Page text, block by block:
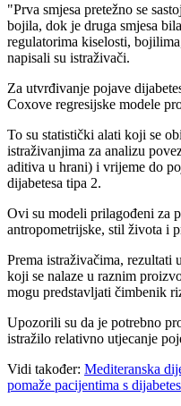
"Prva smjesa pretežno se
bojila, dok je druga smjesa
regulatorima kiselosti,
napisali su istraživači.
Za utvrđivanje pojave
Coxove regresijske modele
To su statistički alati koji se
istraživanjima za analizu
aditiva u hrani) i vrijeme do
dijabetesa tipa 2.
Ovi su modeli prilagođeni za
antropometrijske, stil života i
Prema istraživačima, rezultati
koji se nalaze u raznim
mogu predstavljati čimbenik
Upozorili su da je potrebno
istražilo relativno utjecanje
Vidi također: Mediteranska
pomaže pacijentima s